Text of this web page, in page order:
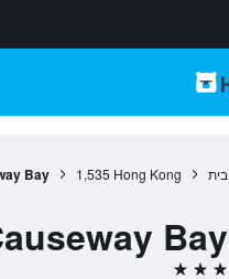
בית Hong Kong
1,535
Bay
Bay
3 כוכבים